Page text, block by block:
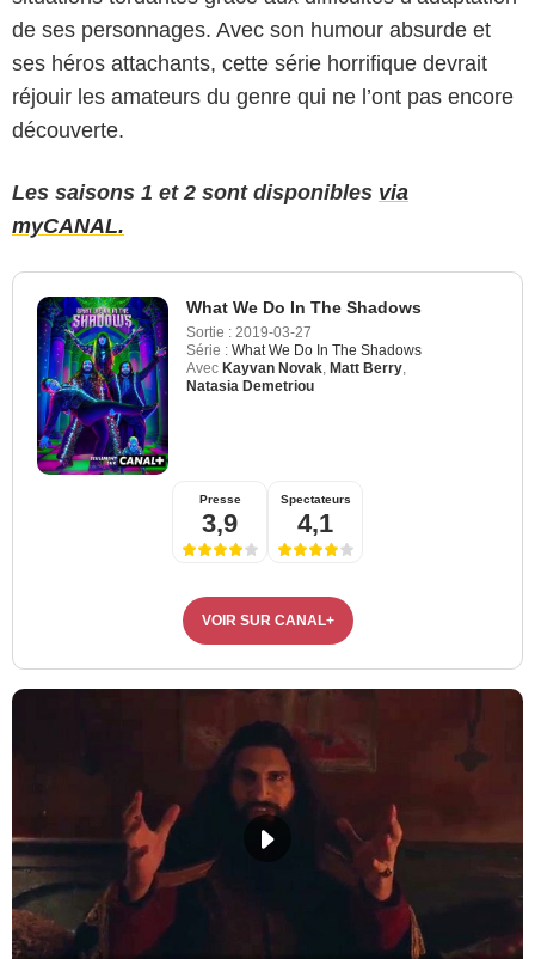
de ses personnages. Avec son humour absurde et
ses héros attachants, cette série horrifique devrait
réjouir les amateurs du genre qui ne l’ont pas encore
découverte.
Les saisons 1 et 2 sont disponibles via
myCANAL.
What We Do In The Shadows
Sortie : 2019-03-27
Série : What We Do In The Shadows
Avec Kayvan Novak, Matt Berry,
Natasia Demetriou
Presse
3,9
Spectateurs
4,1
VOIR SUR CANAL+